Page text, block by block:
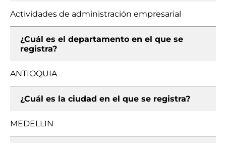
Actividades de administración empresarial
¿Cuál es el departamento en el que se
registra?
ANTIOQUIA
¿Cuál es la ciudad en el que se registra?
MEDELLIN